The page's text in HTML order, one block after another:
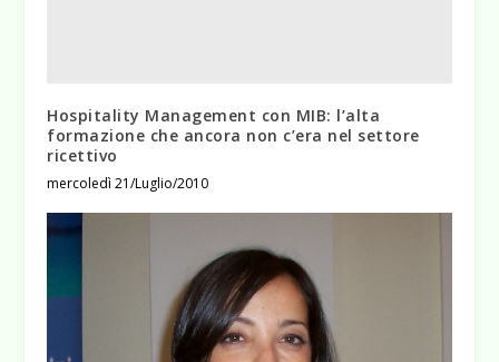
Hospitality Management con MIB: l’alta
formazione che ancora non c’era nel settore
ricettivo
mercoledì 21/Luglio/2010